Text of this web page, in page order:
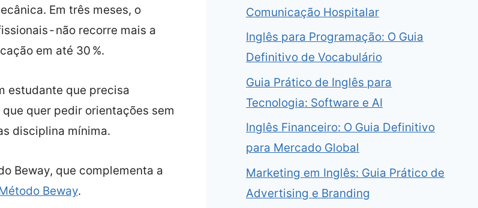
Em três meses, o
‑ não recorre mais a
em até 30 %.
estudante que precisa
quer pedir orientações sem
disciplina mínima.
Beway, que complementa a
Beway.
Comunicação Hospitalar
Inglês para Programação: O Guia
Definitivo de Vocabulário
Guia Prático de Inglês para
Tecnologia: Software e AI
Inglês Financeiro: O Guia Definitivo
para Mercado Global
Marketing em Inglês: Guia Prático de
Advertising e Branding